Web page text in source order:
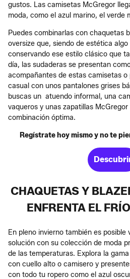
gustos. Las camisetas McGregor
moda, como el azul marino, el verde
Puedes combinarlas con chaquetas
oversize que, siendo de estética
conservando ese estilo clásico que
día, las sudaderas se presentan
acompañantes de estas camisetas o
casual con unos pantalones grises
buscas un atuendo informal, una
vaqueros y unas zapatillas
combinación óptima.
Regístrate hoy mismo y no te
CHAQUETAS Y
ENFRENTA EL
En pleno invierno también es
solución con su colección de moda
de las temperaturas. Explora la
con cuello alto o camisero y
con todo tu ropero como el azul